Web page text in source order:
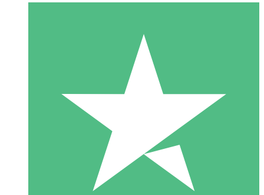
Paquetes de Créditos Individuales
Paga según el uso con créditos de descarga. Sin compromiso
10 00